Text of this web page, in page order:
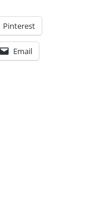
Pinterest
Email